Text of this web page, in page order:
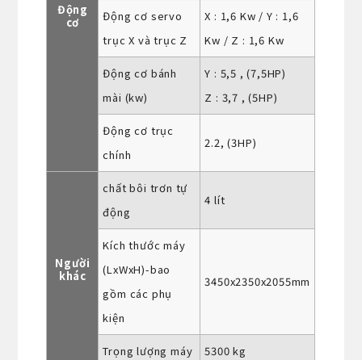
Động
cơ
Động cơ servo
trục X và trục Z
X : 1,6 Kw / Y : 1,6
Kw / Z : 1,6 Kw
Động cơ bánh
mài (kw)
Y : 5,5 , (7,5HP)
Z : 3,7 , (5HP)
Động cơ trục
chính
2.2, (3HP)
Người
khác
chất bôi trơn tự
động
4 lít
Kích thước máy
(LxWxH)-bao
gồm các phụ
kiện
3450x2350x2055mm
Trọng lượng máy 5300 kg